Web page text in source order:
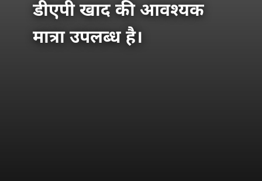
डीएपी खाद की आवश्यक
मात्रा उपलब्ध है।